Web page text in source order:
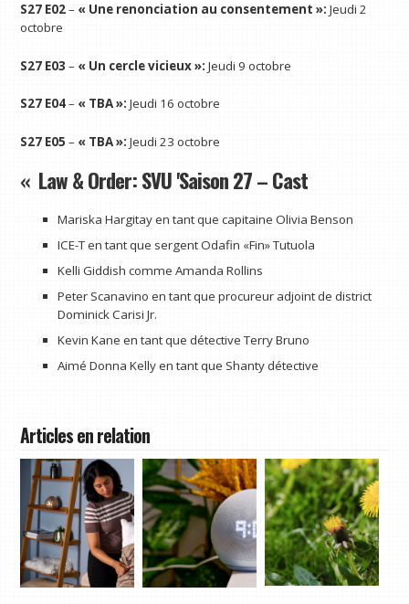
S27 E02– « Une renonciation au consentement »: Jeudi 2
octobre
S27 E03– « Un cercle vicieux »: Jeudi 9 octobre
S27 E04– « TBA »: Jeudi 16 octobre
S27 E05– « TBA »: Jeudi 23 octobre
« Law & Order: SVU 'Saison 27 – Cast
Mariska Hargitay en tant que capitaine Olivia Benson
ICE-T en tant que sergent Odafin «Fin» Tutuola
Kelli Giddish comme Amanda Rollins
Peter Scanavino en tant que procureur adjoint de district
Dominick Carisi Jr.
Kevin Kane en tant que détective Terry Bruno
Aimé Donna Kelly en tant que Shanty détective
Articles en relation